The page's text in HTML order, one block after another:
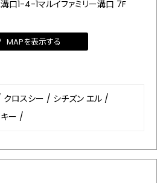
口1-4-1マルイファミリー溝口 7F
MAPを表示する
クロスシー / シチズン エル /
キー /